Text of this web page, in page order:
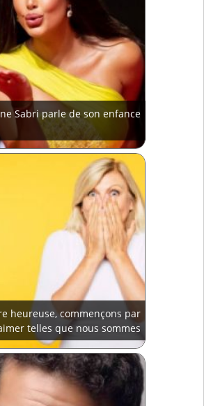
Sabri parle de son enfance
heureuse, commençons par
telles que nous sommes